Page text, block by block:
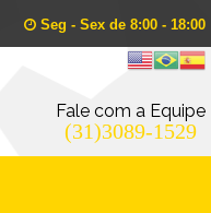
Seg - Sex de 8:00 - 18:00
Fale com a Equipe
(31)3089-1529